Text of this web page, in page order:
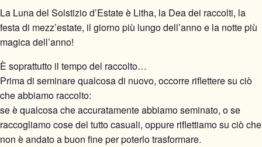
La Luna del Solstizio d’Estate è Litha, la Dea dei raccolti, la
festa di mezz’estate, il giorno più lungo dell’anno e la notte più
magica dell’anno!
È soprattutto il tempo del raccolto…
Prima di seminare qualcosa di nuovo, occorre riflettere su ciò
che abbiamo raccolto:
se è qualcosa che accuratamente abbiamo seminato, o se
raccogliamo cose del tutto casuali, oppure riflettiamo su ciò che
non è andato a buon fine per poterlo trasformare.